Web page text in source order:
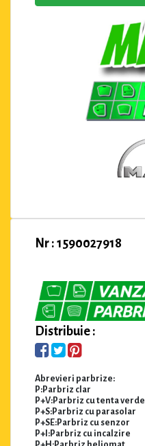
Nr : 1590027918
Distribuie :
Abrevieri parbrize:
P:Parbriz clar
P+V:Parbriz cu tenta verde
P+S:Parbriz cu parasolar
P+SE:Parbriz cu senzor
P+I:Parbriz cu incalzire